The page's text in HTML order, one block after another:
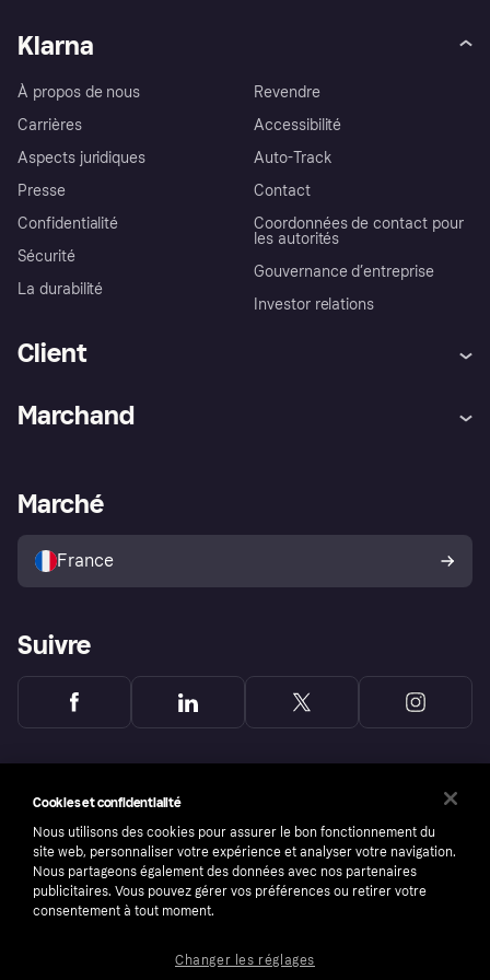
Klarna
À propos de nous
Carrières
Aspects juridiques
Presse
Confidentialité
Sécurité
La durabilité
Revendre
Accessibilité
Auto-Track
Contact
Coordonnées de contact pour
les autorités
Gouvernance d’entreprise
Investor relations
Client
Explorez les magasins
Politique de protection de
l’acheteur Klarna
Marchand
Portail Marchand
Marché
France
Suivre
Cookies et confidentialité
Nous utilisons des cookies pour assurer le bon fonctionnement du
site web, personnaliser votre expérience et analyser votre navigation.
Nous partageons également des données avec nos partenaires
publicitaires. Vous pouvez gérer vos préférences ou retirer votre
consentement à tout moment.
Changer les réglages